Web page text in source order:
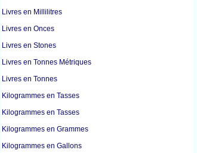
Livres en Millilitres
Livres en Onces
Livres en Stones
Livres en Tonnes Métriques
Livres en Tonnes
Kilogrammes en Tasses
Kilogrammes en Tasses
Kilogrammes en Grammes
Kilogrammes en Gallons